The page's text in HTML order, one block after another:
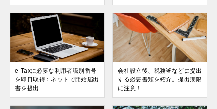
e-Taxに必要な利用者識別番号
を即日取得：ネットで開始届出
書を提出
会社設立後、税務署などに提出
する必要書類を紹介。提出期限
に注意！